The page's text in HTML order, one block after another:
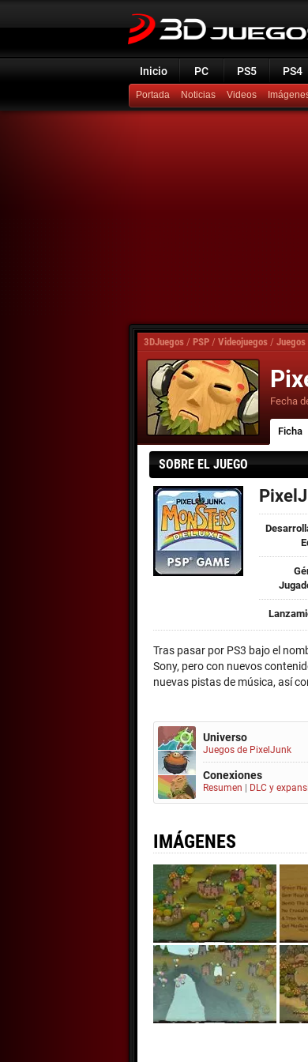
Inicio PC PS5 PS4
Portada Noticias Videos
3DJuegos / PSP / Videojuegos / Juegos
Fecha
Ficha
SOBRE EL JUEGO
Tras pasar por PS3 bajo el
Sony, pero con nuevos
nuevas pistas de música, así
Universo
Juegos de PixelJunk
Conexiones
Resumen DLC y
IMÁGENES